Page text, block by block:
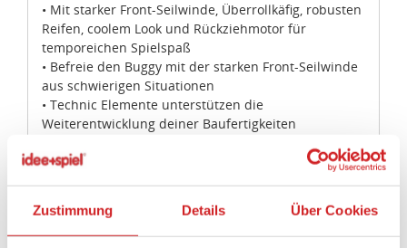
Zustimmung Details Über Cookies
• Mit starker Front-Seilwinde, Überrollkäfig, robusten
Reifen, coolem Look und Rückziehmotor für
temporeichen Spielspaß
• Befreie den Buggy mit der starken Front-Seilwinde
aus schwierigen Situationen
• Technic Elemente unterstützen die
Weiterentwicklung deiner Baufertigkeiten
Gelände
• In Kombination mit dem 42026 Action Racer
entsteht ein aufregender Race-Truck mit 2